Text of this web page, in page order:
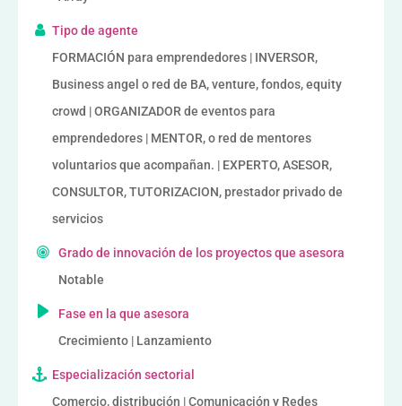
Tipo de agente
FORMACIÓN para emprendedores | INVERSOR,
Business angel o red de BA, venture, fondos, equity
crowd | ORGANIZADOR de eventos para
emprendedores | MENTOR, o red de mentores
voluntarios que acompañan. | EXPERTO, ASESOR,
CONSULTOR, TUTORIZACION, prestador privado de
servicios
Grado de innovación de los proyectos que asesora
Notable
Fase en la que asesora
Crecimiento | Lanzamiento
Especialización sectorial
Comercio, distribución | Comunicación y Redes